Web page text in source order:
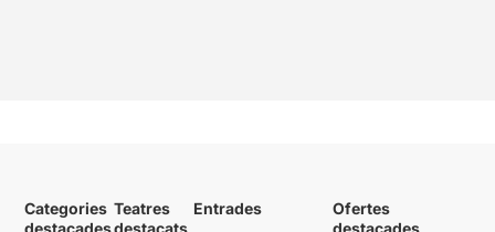
Categories
destacades
Teatres
destacats
Entrades
Ofertes
destacades